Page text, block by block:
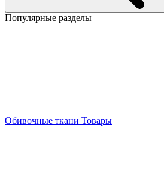
Популярные разделы
Обивочные ткани Товары